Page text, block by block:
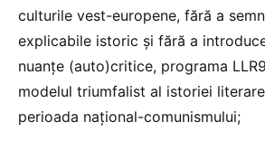
culturile vest-europene, fără a
explicabile istoric și fără a
nuanțe (auto)critice, programa
modelul triumfalist al istoriei
perioada național-comunismului;